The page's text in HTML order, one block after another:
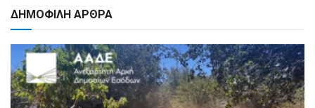
ΔΗΜΟΦΙΛΗ ΑΡΘΡΑ